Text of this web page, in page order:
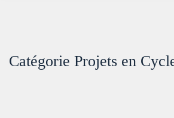
Catégorie Projets en